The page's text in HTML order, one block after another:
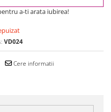
a-ti arata iubirea!
VD024
Cere informatii